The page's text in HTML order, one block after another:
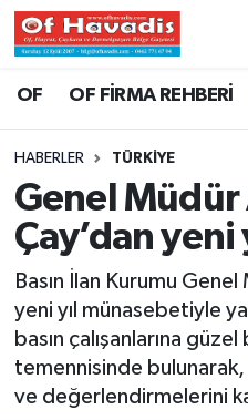
OF OF FİRMA REHBERİ
HABERLER TÜRKİYE
Genel
Çay’dan yeni
Basın İlan Kurumu
yeni yıl münasebetiyle
basın çalışanlarına
temennisinde
ve değerlendirmelerini
Trabzon Nöbetçi
Trabzon Namaz
Trabzon Trafik
Süper Lig Puan
Tüm Manşetler